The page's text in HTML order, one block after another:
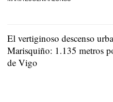
El vertiginoso descenso
Marisquiño: 1.135 metros
de Vigo